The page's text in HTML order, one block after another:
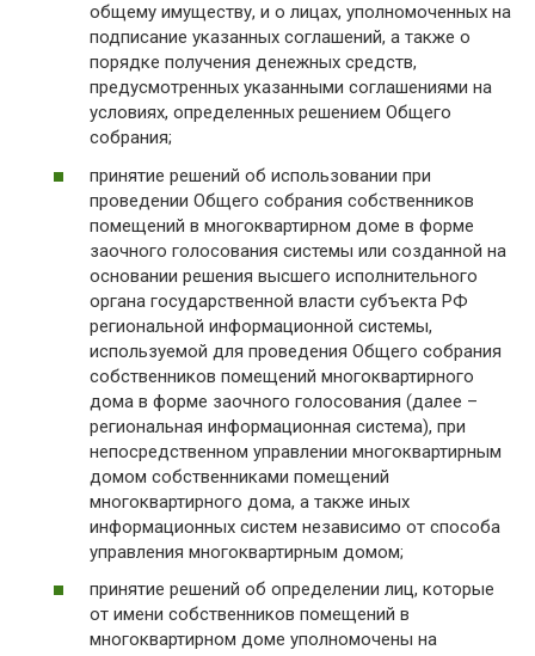
общему имуществу, и о лицах, уполномоченных на
подписание указанных соглашений, а также о
порядке получения денежных средств,
предусмотренных указанными соглашениями на
условиях, определенных решением Общего
собрания;
принятие решений об использовании при
проведении Общего собрания собственников
помещений в многоквартирном доме в форме
заочного голосования системы или созданной на
основании решения высшего исполнительного
органа государственной власти субъекта РФ
региональной информационной системы,
используемой для проведения Общего собрания
собственников помещений многоквартирного
дома в форме заочного голосования (далее –
региональная информационная система), при
непосредственном управлении многоквартирным
домом собственниками помещений
многоквартирного дома, а также иных
информационных систем независимо от способа
управления многоквартирным домом;
принятие решений об определении лиц, которые
от имени собственников помещений в
многоквартирном доме уполномочены на